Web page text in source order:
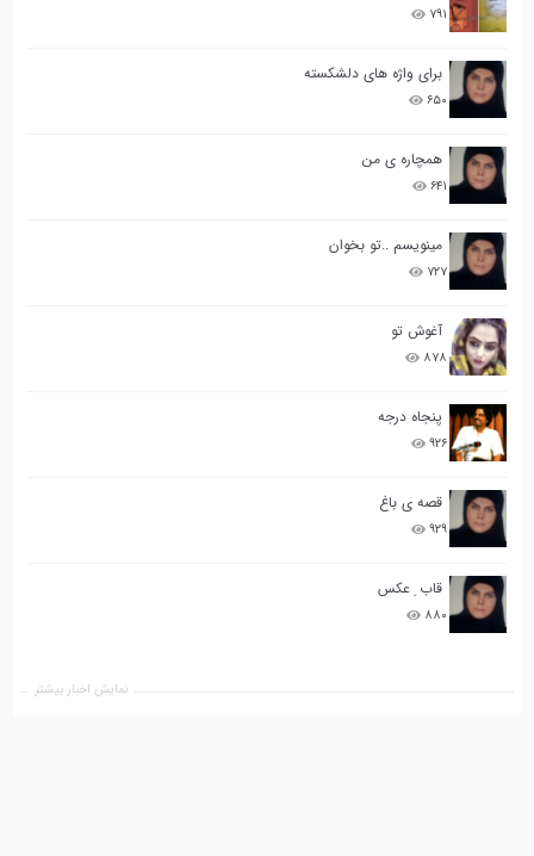
۷۹۱
برای واژه های دلشکسته
۶۵۰
همچاره ی من
۶۴۱
مینویسم ..تو بخوان
۷۲۷
آغوش تو
۸۷۸
پنجاه درجه
۹۲۶
قصه ی باغ
۹۲۹
قاب ِ عکس
۸۸۰
نمایش اخبار بیشتر